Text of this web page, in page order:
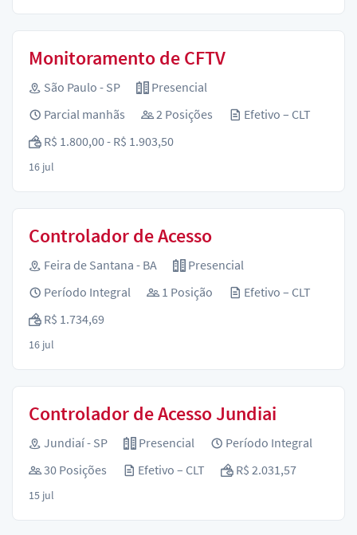
Monitoramento de CFTV
São Paulo - SP
Presencial
Parcial manhãs
2 Posições
Efetivo – CLT
R$ 1.800,00 - R$ 1.903,50
16 jul
Controlador de Acesso
Feira de Santana - BA
Presencial
Período Integral
1 Posição
Efetivo – CLT
R$ 1.734,69
16 jul
Controlador de Acesso Jundiai
Jundiaí - SP Presencial
Período Integral
30 Posições
Efetivo – CLT R$ 2.031,57
15 jul